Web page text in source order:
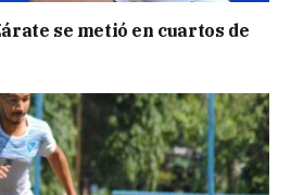
se metió en cuartos de